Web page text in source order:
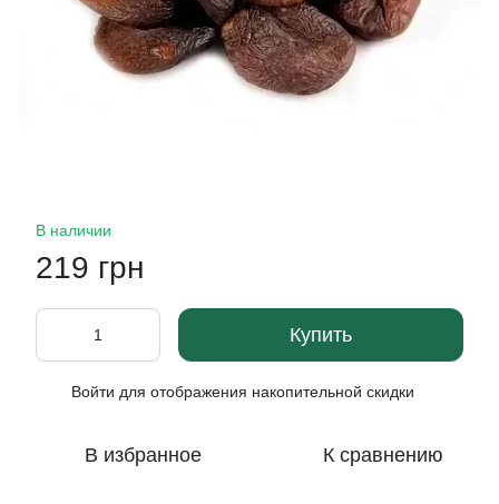
В наличии
219 грн
Купить
Войти для отображения накопительной скидки
В избранное К сравнению